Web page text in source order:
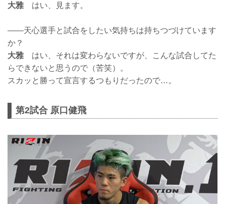
大雅はい、見ます。
——天心選手と試合をしたい気持ちは持ちつづけています
か？
大雅はい、それは変わらないですが、こんな試合してた
らできないと思うので（苦笑）。
スカッと勝って宣言するつもりだったので…。
第2試合 原口健飛